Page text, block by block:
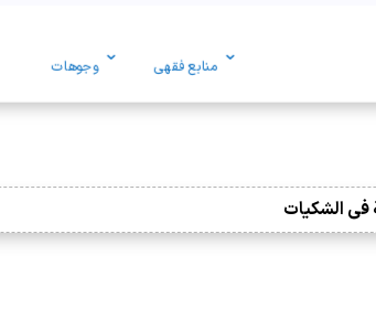
منابع فقهی وجوهات
فی الشکیات